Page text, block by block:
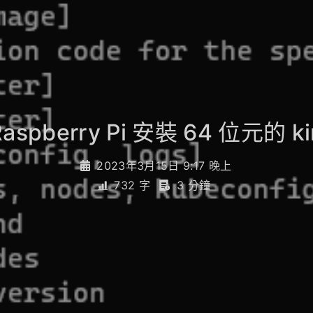
Pi 安裝 64 位元的
2023年3月15日 9:17 晚上
732 字
3 分鐘